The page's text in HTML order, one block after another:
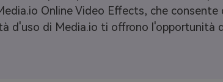
Online Video Effects, che
d'uso di Media.io ti offrono l'opportunità